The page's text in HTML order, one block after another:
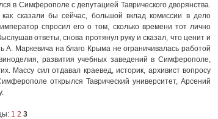
в Симферополе с депутацией Таврического дворянства.
сказали бы сейчас, большой вклад комиссии в дело
спросил его о том, сколько времени тот лично
ответы, снова протянул руку и сказал, что ценит и
А. Маркевича на благо Крыма не ограничивалась работой
развития учебных заведений в Симферополе,
Массу сил отдавал краевед, историк, архивист вопросу
открылся Таврический университет, Арсений
1 2 3